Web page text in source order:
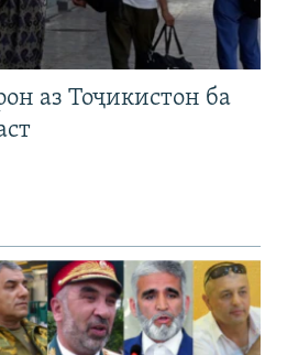
аз Тоҷикистон ба